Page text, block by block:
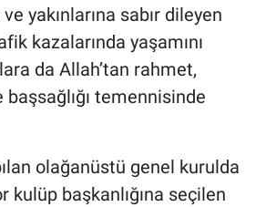
yakınlarına sabır dileyen
kazalarında yaşamını
da Allah’tan rahmet,
temennisinde
olağanüstü genel kurulda
kulüp başkanlığına seçilen